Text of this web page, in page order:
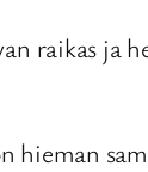
raikas